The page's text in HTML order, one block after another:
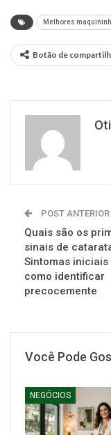
Melhores
Botão de
POST ANTERIOR
Quais são os
sinais de
Sintomas iniciais
como identificar
precocemente
Você Pode
NEGÓCIOS